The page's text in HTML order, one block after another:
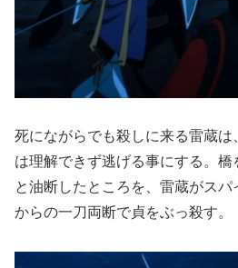
死にながらでも殺しに来る雷蔵は
は理解できず逃げる事にする。
と油断したところを、雷蔵がスパ
からの一刀両断で貞をぶっ殺す。